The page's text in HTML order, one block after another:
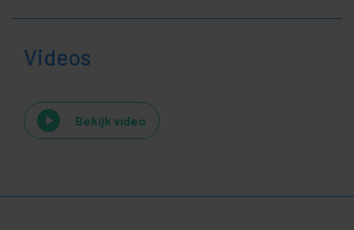
Videos
Bekijk video